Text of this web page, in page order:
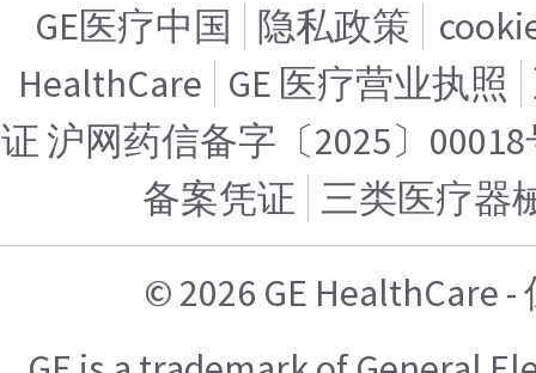
GE医疗中国 隐私政策
HealthCare GE 医疗营业执照
证 沪网药信备字〔2025〕
备案凭证 三类医疗器
© 2026 GE HealthCare